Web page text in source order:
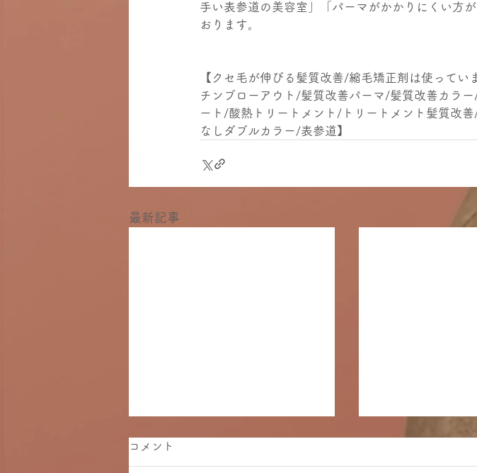
手い表参道の美容室」「パーマがかかりにくい方
おります。
【クセ毛が伸びる髪質改善/縮毛矯正剤は使って
チンブローアウト/髪質改善パーマ/髪質改善カラ
ート/酸熱トリートメント/トリートメント髪質改
なしダブルカラー/表参道】
最新記事
コメント